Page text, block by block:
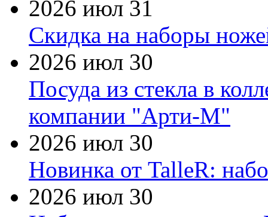
2026 июл 31
Скидка на наборы
2026 июл 30
Посуда из стекла в
компании "Арти-М"
2026 июл 30
Новинка от TalleR:
2026 июл 30